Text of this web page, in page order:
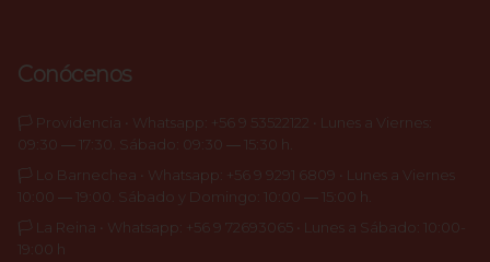
Conócenos
🏳️ Providencia • Whatsapp: +56 9 53522122 • Lunes a Viernes:
09:30 ― 17:30. Sábado: 09:30 ― 15:30 h.
🏳️ Lo Barnechea • Whatsapp: +56 9 9291 6809 • Lunes a Viernes
10:00 ― 19:00. Sábado y Domingo: 10:00 ― 15:00 h.
🏳️ La Reina • Whatsapp: +56 9 72693065 • Lunes a Sábado: 10:00-
19:00 h